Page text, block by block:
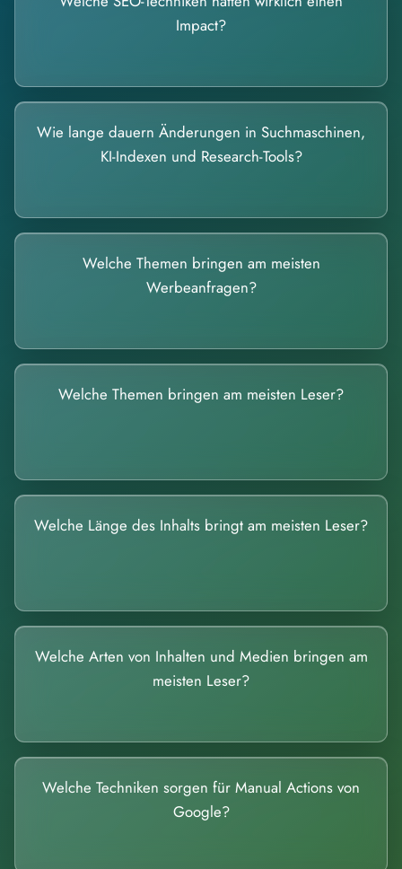
Impact?
Wie lange dauern Änderungen in Suchmaschinen,
KI-Indexen und Research-Tools?
Welche Themen bringen am meisten
Werbeanfragen?
Welche Themen bringen am meisten Leser?
Welche Länge des Inhalts bringt am meisten Leser?
Welche Arten von Inhalten und Medien bringen am
meisten Leser?
Welche Techniken sorgen für Manual Actions von
Google?